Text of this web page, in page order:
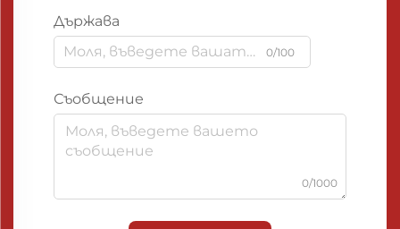
Държава
0/100
Съобщение
0/1000